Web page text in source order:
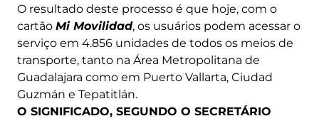
O resultado deste processo é que hoje, com o
cartão Mi Movilidad, os usuários podem acessar o
serviço em 4.856 unidades de todos os meios de
transporte, tanto na Área Metropolitana de
Guadalajara como em Puerto Vallarta, Ciudad
Guzmán e Tepatitlán.
O SIGNIFICADO, SEGUNDO O SECRETÁRIO